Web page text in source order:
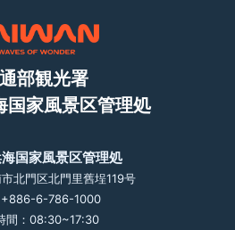
部観光署
国家風景区管理処
国家風景区管理処
北門区北門里舊埕119号
+886-6-786-1000
間：08:30~17:30